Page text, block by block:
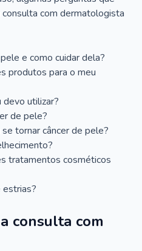
com dermatologista
e como cuidar dela?
produtos para o meu
utilizar?
de pele?
tornar câncer de pele?
tratamentos cosméticos
consulta com